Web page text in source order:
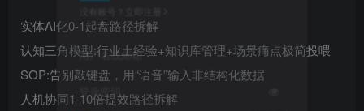
实体AI化0-1起盘路径拆解
认知三角模型:行业土经验+知识库管理+场景痛点极简投喂
SOP:告别敲键盘，用“语音”输入非结构化数据
人机协同1-10倍提效路径拆解
用户名或邮箱
登录密码